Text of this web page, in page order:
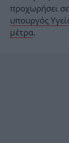
προχωρήσει σε
υπουργός
μέτρα.